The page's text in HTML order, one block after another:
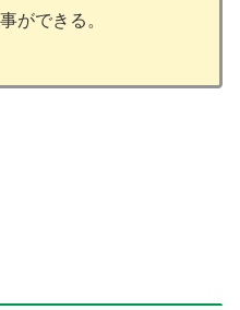
ができる。